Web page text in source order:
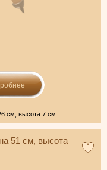
см, высота 7 см
51 см, высота